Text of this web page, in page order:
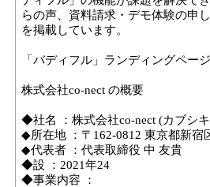
らの声、資料請求・デモ体験の申
を掲載しています。
「バディフル」ランディングペー
株式会社co-nect の概要
◆社名 ：株式会社co-nect (カブシ
◆所在地 ：〒162-0812 東京都新宿
◆代表者 ：代表取締役 中 友貴
◆設 ：2021年24
◆事業内容 ：